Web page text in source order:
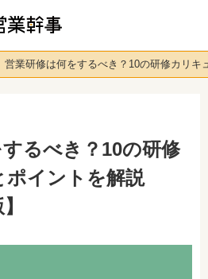
営業研修は何をするべき？10の研修カリキ
るべき？10の研修
ポイントを解説